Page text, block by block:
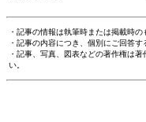
・記事の情報は執筆時または掲載時
・記事の内容につき、個別にご回答す
・記事、写真、図表などの著作権は
い。